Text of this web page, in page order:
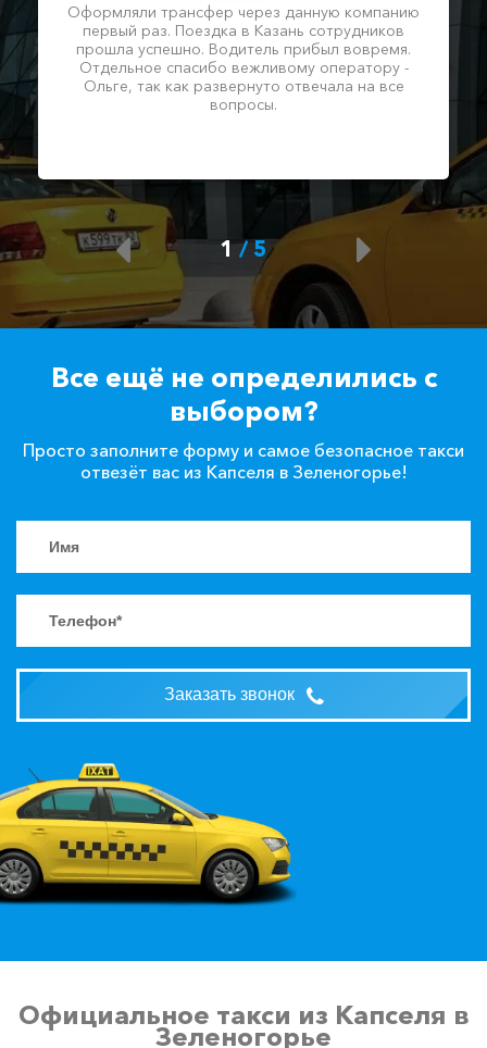
Оформляли трансфер через данную компанию
первый раз. Поездка в Казань сотрудников
прошла успешно. Водитель прибыл вовремя.
Отдельное спасибо вежливому оператору -
Ольге, так как развернуто отвечала на все
вопросы.
1/ 5
Все ещё не определились с
выбором?
Просто заполните форму и самое безопасное такси
отвезёт вас из Капселя в Зеленогорье!
Заказать звонок
Официальное такси из Капселя в
Зеленогорье